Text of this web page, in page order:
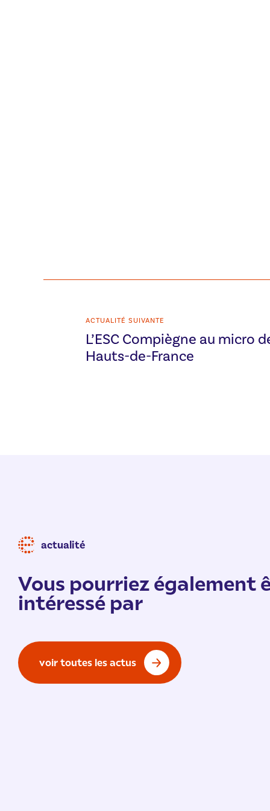
ACTUALITÉ SUIVANTE
L’ESC Compiègne au micro
Hauts-de-France
actualité
Vous pourriez également
intéressé par
voir toutes les actus